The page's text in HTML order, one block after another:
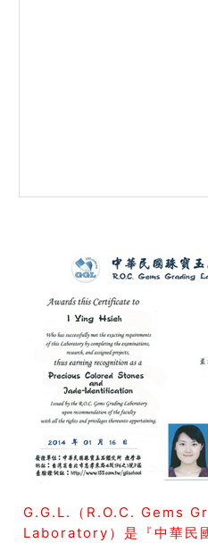
G.G.L.（R.O.C. Gems
Laboratory）是『中華民